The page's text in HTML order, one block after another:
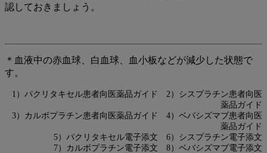
認しておきましょう。
＊血液中の赤血球、白血球、血小板などが減少した状態で
す。
1）パクリタキセル患者向医薬品ガイド 2）シスプラチン患者向医
薬品ガイド
3）カルボプラチン患者向医薬品ガイド 4）ベバシズマブ患者向医
薬品ガイド
5）パクリタキセル電子添文 6）シスプラチン電子添文
7）カルボプラチン電子添文 8）ベバシズマブ電子添文